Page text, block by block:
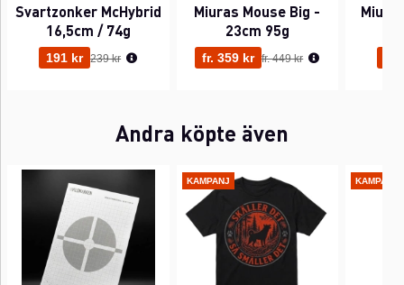
Svartzonker McHybrid
16,5cm / 74g
191 kr Ordinarie pris:
239 kr
Miuras Mouse Big -
23cm 95g
fr. 359 kr Ordinarie pris:
fr. 449 kr
Andra köpte även
KAMPANJ KAMPANJ